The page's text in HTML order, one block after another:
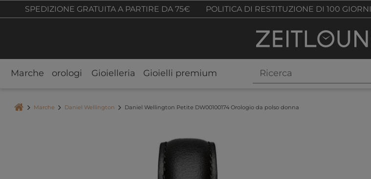
SPEDIZIONE GRATUITA A PARTIRE DA 75€ POLITICA DI RESTITUZIONE DI 100 GIORNI
Marche orologi Gioielleria Gioielli premium
Marche Daniel Wellington Daniel Wellington Petite DW00100174 Orologio da polso donna